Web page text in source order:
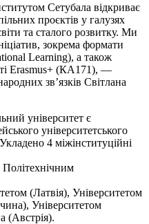
Сетубала відкриває
проєктів у галузях
та сталого розвитку. Ми
зокрема формати
Learning), а також
Erasmus+ (КА171), —
зв’язків Світлана
університет є
університетського
4 міжінституційні
Політехнічним
(Латвія), Університетом
Університетом
(Австрія).